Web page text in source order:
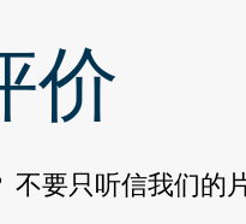
价
不要只听信我们的